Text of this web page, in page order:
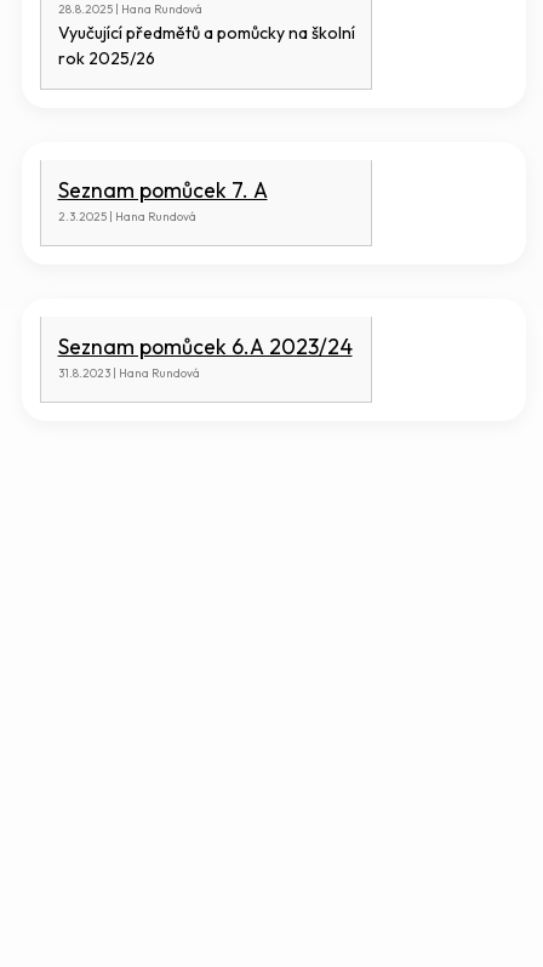
28.8.2025 | Hana Rundová
Vyučující předmětů a pomůcky na školní
rok 2025/26
Seznam pomůcek 7. A
2.3.2025 | Hana Rundová
Seznam pomůcek 6.A 2023/24
31.8.2023 | Hana Rundová